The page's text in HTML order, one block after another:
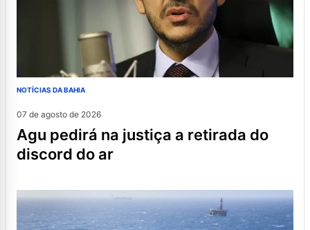
NOTÍCIAS DA BAHIA
07 de agosto de 2026
agu pedirá na justiça a retirada do
discord do ar